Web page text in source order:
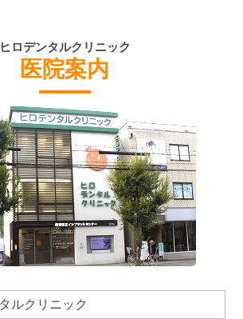
ヒロデンタルクリニック
医院案内
ルクリニック